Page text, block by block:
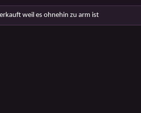
weil es ohnehin zu arm ist